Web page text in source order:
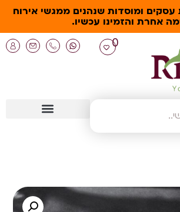
ומוסדות שנהנים ממגשי אירוח
אחרת והזמינו עכשיו.
0